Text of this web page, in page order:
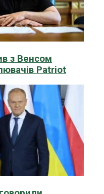
з Венсом
Patriot